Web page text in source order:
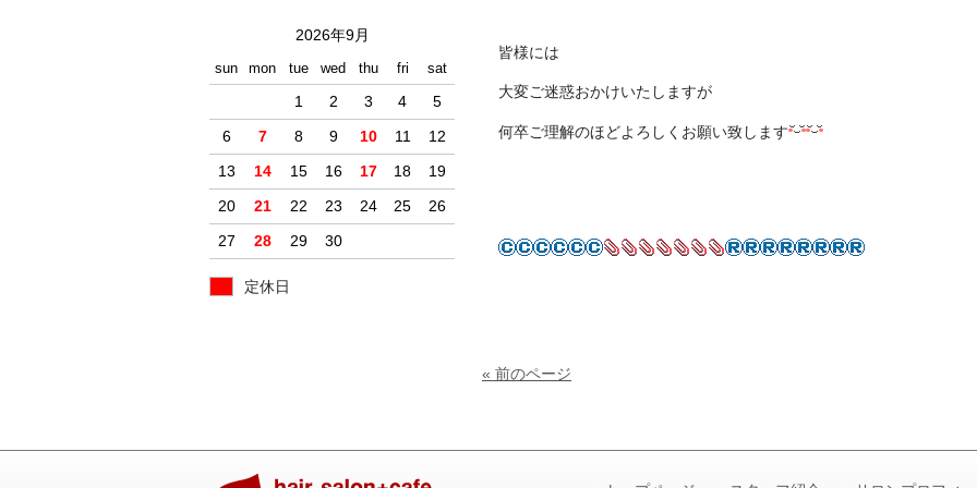
皆様には
大変ご迷惑おかけいたしますが
何卒ご理解のほどよろしくお願い致します
« 前のページ
2026年9月
sun mon tue wed thu fri sat
1 2 3 4
5
6
7 8 9 10 11
12
13
14 15 16 17 18
19
20
21 22 23 24 25
26
27
28 29 30
定休日